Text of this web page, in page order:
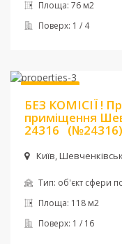
Площа: 76 м2
Поверх: 1 / 4
БЕЗ КОМІСІЇ !
приміщення
24316 (№24316)
Київ,
Тип: об'єкт сфери
Площа: 118 м2
Поверх: 1 / 16